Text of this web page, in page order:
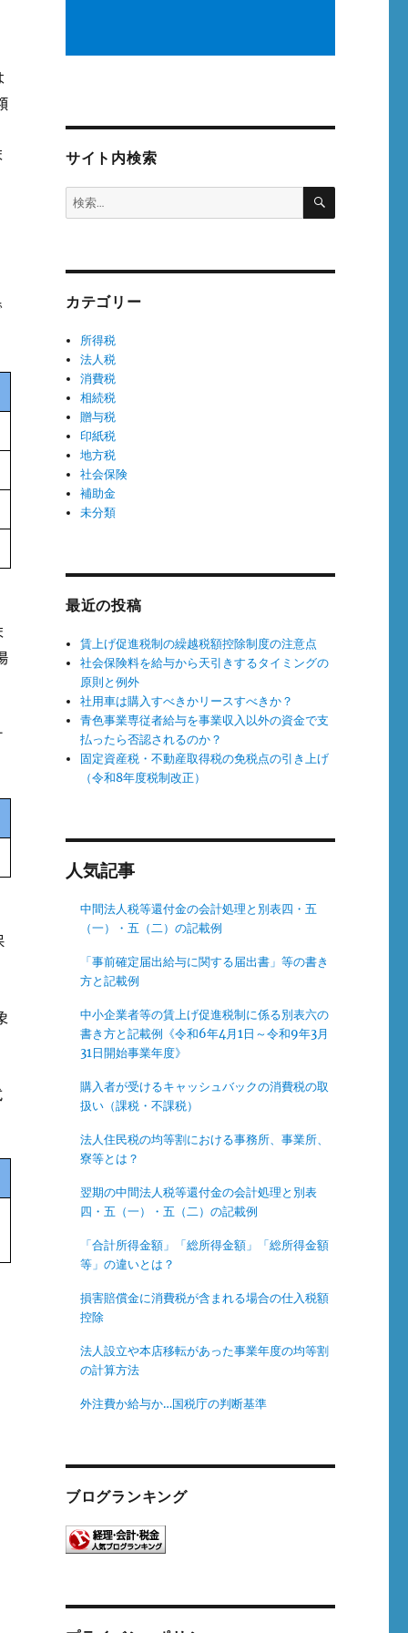
サイト内検索
検
索:
検
カテゴリー
所得税
法人税
消費税
相続税
贈与税
印紙税
地方税
社会保険
補助金
未分類
最近の投稿
賃上げ促進税制の繰越税額控除制度の注意点
社会保険料を給与から天引きするタイミングの
原則と例外
社用車は購入すべきかリースすべきか？
青色事業専従者給与を事業収入以外の資金で支
払ったら否認されるのか？
固定資産税・不動産取得税の免税点の引き上げ
（令和8年度税制改正）
人気記事
中間法人税等還付金の会計処理と別表四・五
（一）・五（二）の記載例
「事前確定届出給与に関する届出書」等の書き
方と記載例
中小企業者等の賃上げ促進税制に係る別表六の
書き方と記載例《令和6年4月1日～令和9年3月
31日開始事業年度》
購入者が受けるキャッシュバックの消費税の取
扱い（課税・不課税）
法人住民税の均等割における事務所、事業所、
寮等とは？
翌期の中間法人税等還付金の会計処理と別表
四・五（一）・五（二）の記載例
「合計所得金額」「総所得金額」「総所得金額
等」の違いとは？
損害賠償金に消費税が含まれる場合の仕入税額
控除
法人設立や本店移転があった事業年度の均等割
の計算方法
外注費か給与か…国税庁の判断基準
ブログランキング